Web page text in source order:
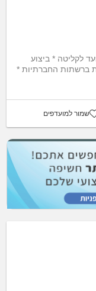
לקליטה * ביצוע
ברשתות החברתיות *
שמור למועדפים